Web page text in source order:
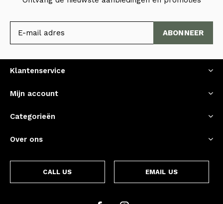
ABONNEER
Klantenservice
Mijn account
Categorieën
Over ons
CALL US EMAIL US